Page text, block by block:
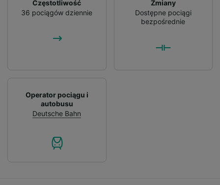
Częstotliwość
36 pociągów dziennie
Zmiany
Dostępne pociągi
bezpośrednie
Operator pociągu i
autobusu
Deutsche Bahn